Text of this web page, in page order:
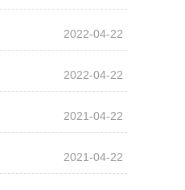
2022-04-22
2022-04-22
2021-04-22
2021-04-22